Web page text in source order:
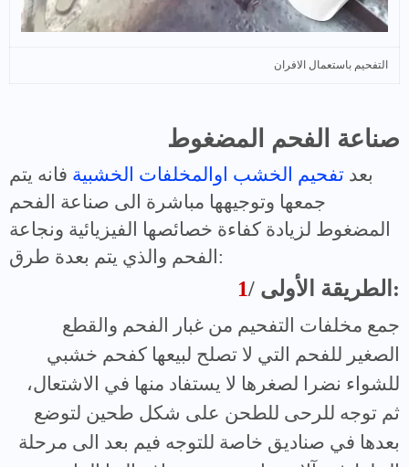
التفحيم باستعمال الافران
صناعة الفحم المضغوط
بعد تفحيم الخشب اوالمخلفات الخشبية فانه يتم
جمعها وتوجيهها مباشرة الى صناعة الفحم
المضغوط لزيادة كفاءة خصائصها الفيزيائية ونجاعة
الفحم والذي يتم بعدة طرق:
1 / الطريقة الأولى:
جمع مخلفات التفحيم من غبار الفحم والقطع
الصغير للفحم التي لا تصلح لبيعها كفحم خشبي
للشواء نضرا لصغرها لا يستفاد منها في الاشتعال،
ثم توجه للرحى للطحن على شكل طحين لتوضع
بعدها في صناديق خاصة للتوجه فيم بعد الى مرحلة